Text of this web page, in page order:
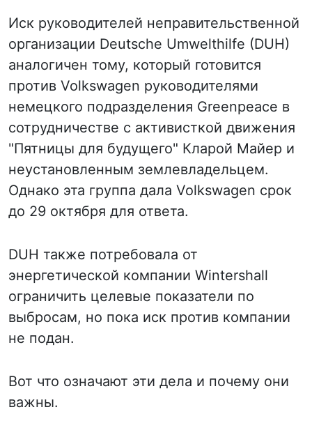
Иск руководителей неправительственной
организации Deutsche Umwelthilfe (DUH)
аналогичен тому, который готовится
против Volkswagen руководителями
немецкого подразделения Greenpeace в
сотрудничестве с активисткой движения
"Пятницы для будущего" Кларой Майер и
неустановленным землевладельцем.
Однако эта группа дала Volkswagen срок
до 29 октября для ответа.
DUH также потребовала от
энергетической компании Wintershall
ограничить целевые показатели по
выбросам, но пока иск против компании
не подан.
Вот что означают эти дела и почему они
важны.